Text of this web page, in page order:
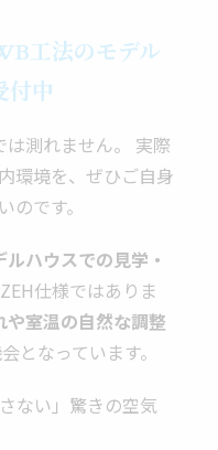
工法のモデル
付中
測れません。 実際
環境を、ぜひご自身
です。
ルハウスでの見学・
仕様ではありま
や室温の自然な調整
となっています。
ない」驚きの空気